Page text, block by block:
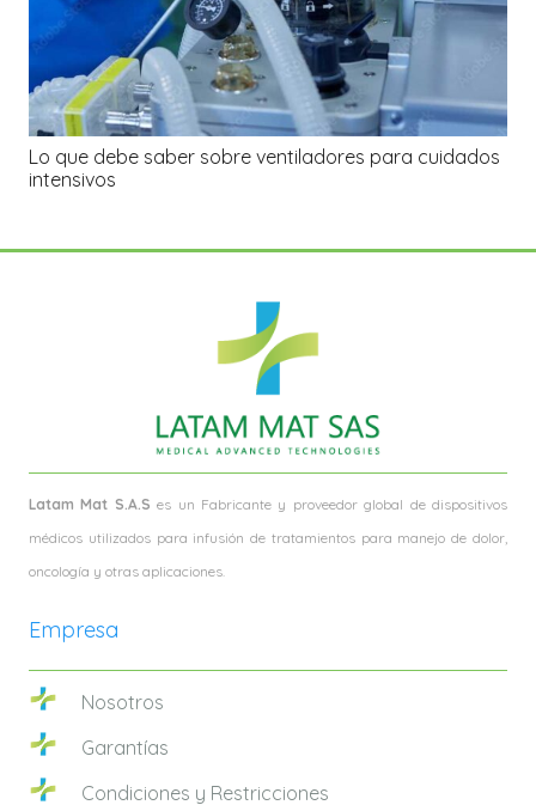
Lo que debe saber sobre ventiladores para cuidados
intensivos
Latam Mat S.A.S es un Fabricante y proveedor global de dispositivos
médicos utilizados para infusión de tratamientos para manejo de dolor,
oncología y otras aplicaciones.
Empresa
Nosotros
Garantías
Condiciones y Restricciones